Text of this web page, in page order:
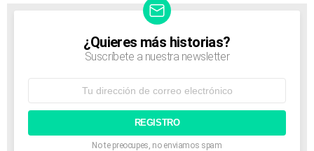
g
NEWSLETTER¿Quieres más historias?
Suscríbete a nuestra newsletter
correo
No te preocupes, no enviamos spam